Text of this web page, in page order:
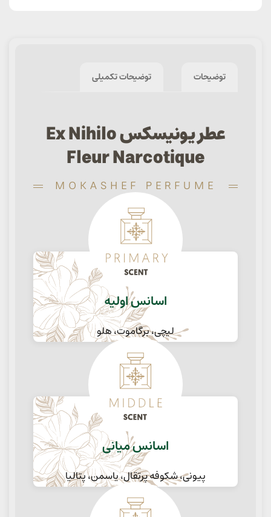
توضیحات توضیحات تکمیلی
عطر یونیسکس Ex Nihilo
Fleur Narcotique
MOKASHEF PERFUME
اسانس اولیه
لیچی، برگاموت، هلو
اسانس میانی
پیونی، شکوفه پرتقال، یاسمن، پتالیا